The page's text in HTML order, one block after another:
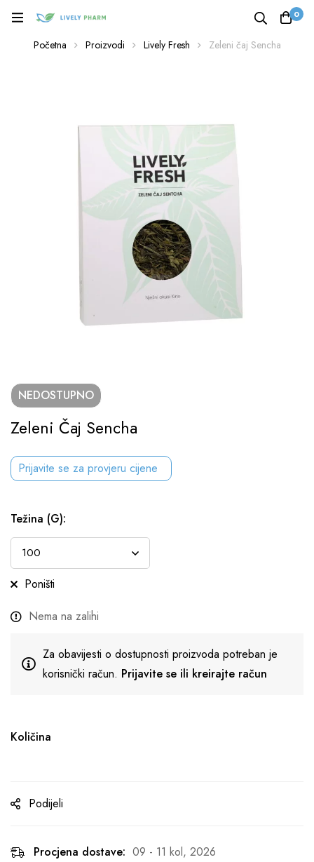
0
Početna Proizvodi Lively Fresh Zeleni čaj Sencha
NEDOSTUPNO
Zeleni Čaj Sencha
Prijavite se za provjeru cijene
Težina (g):
Poništi
Nema na zalihi
Za obavijesti o dostupnosti proizvoda potreban je
korisnički račun. Prijavite se ili kreirajte račun
Količina
Podijeli
Procjena dostave: 09 - 11 kol, 2026